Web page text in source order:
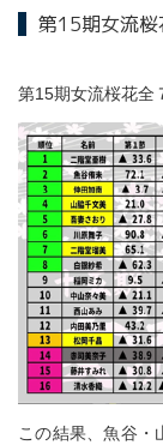
第15期女流桜
第15期女流桜花全
この結果、魚谷・